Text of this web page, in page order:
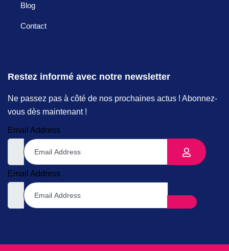
Blog
Contact
Restez informé avec notre newsletter
Ne passez pas à côté de nos prochaines actus ! Abonnez-
vous dès maintenant !
Email Address
Email Address